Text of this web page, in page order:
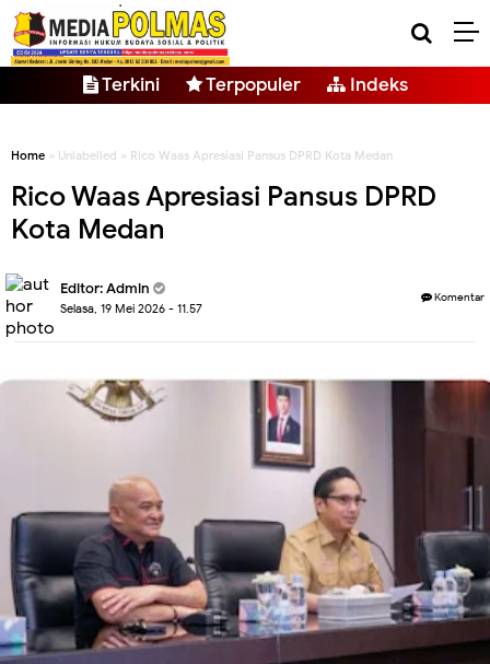
Terkini Terpopuler Indeks
Home » Unlabelled » Rico Waas Apresiasi Pansus DPRD Kota Medan
Rico Waas Apresiasi Pansus DPRD
Kota Medan
Editor: Admin
Selasa, 19 Mei 2026 - 11.57
Komentar